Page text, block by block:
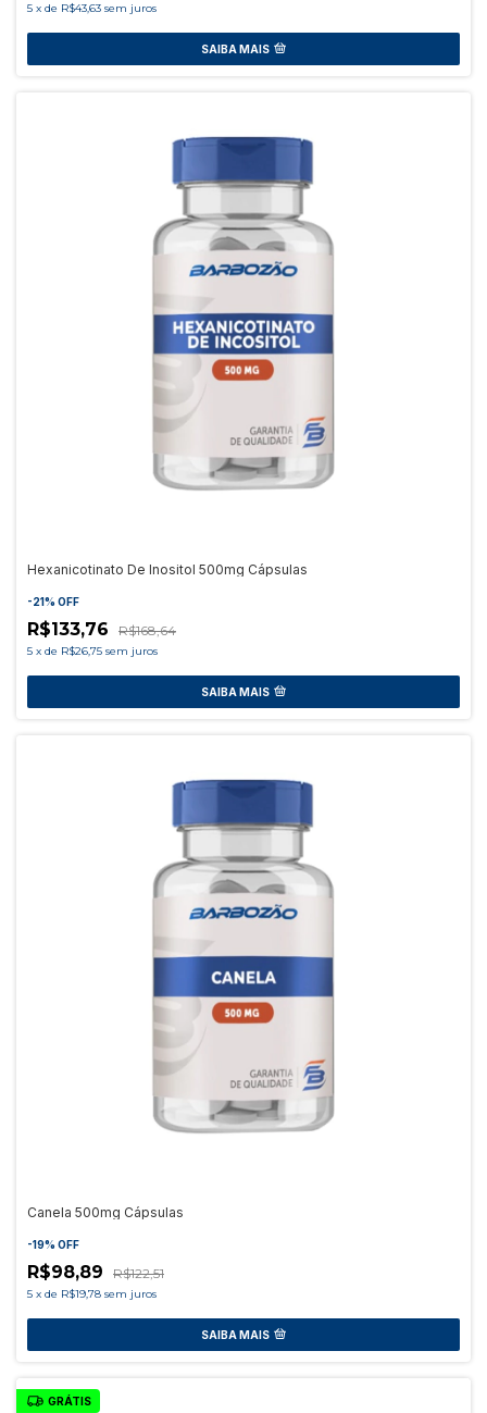
5 x de R$43,63 sem juros
SAIBA MAIS
Hexanicotinato De Inositol 500mg Cápsulas
-21% OFF
R$133,76 R$168,64
5 x de R$26,75 sem juros
SAIBA MAIS
Canela 500mg Cápsulas
-19% OFF
R$98,89 R$122,51
5 x de R$19,78 sem juros
SAIBA MAIS
GRÁTIS